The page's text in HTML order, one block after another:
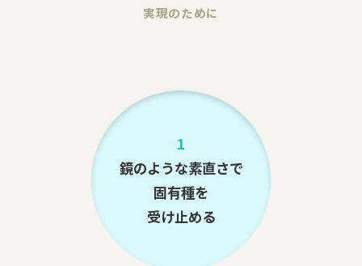
実現のために
1
鏡のような素直さで
固有種を
受け止める